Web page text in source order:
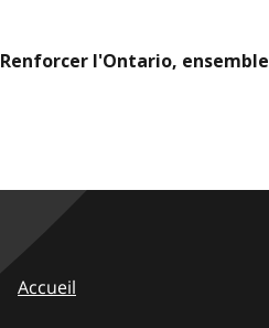
Renforcer l'Ontario, ensemble
Accueil